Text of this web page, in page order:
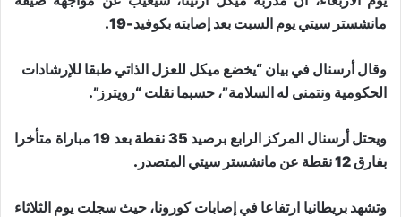
مانشستر سيتي يوم السبت بعد إصابته بكوفيد-19.
وقال أرسنال في بيان “يخضع ميكل للعزل الذاتي طبقا للإرشادات
الحكومية ونتمنى له السلامة”، حسبما نقلت “رويترز”.
ويحتل أرسنال المركز الرابع برصيد 35 نقطة بعد 19 مباراة متأخرا
بفارق 12 نقطة عن مانشستر سيتي المتصدر.
وتشهد بريطانيا ارتفاعا في إصابات كورونا، حيث سجلت يوم الثلاثاء